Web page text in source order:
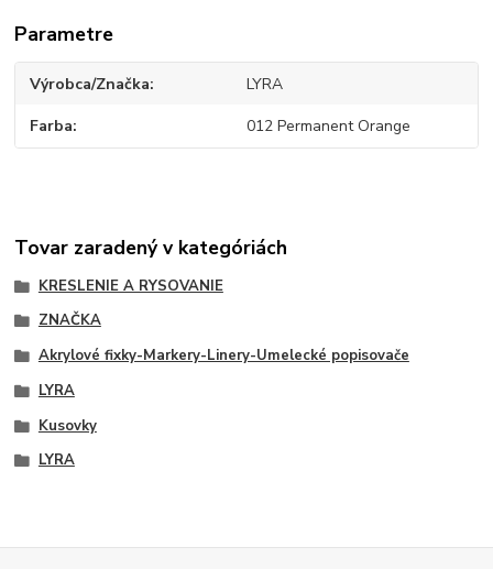
Parametre
Výrobca/Značka LYRA
Farba 012 Permanent Orange
Tovar zaradený v kategóriách
KRESLENIE A RYSOVANIE
ZNAČKA
Akrylové fixky-Markery-Linery-Umelecké popisovače
LYRA
Kusovky
LYRA